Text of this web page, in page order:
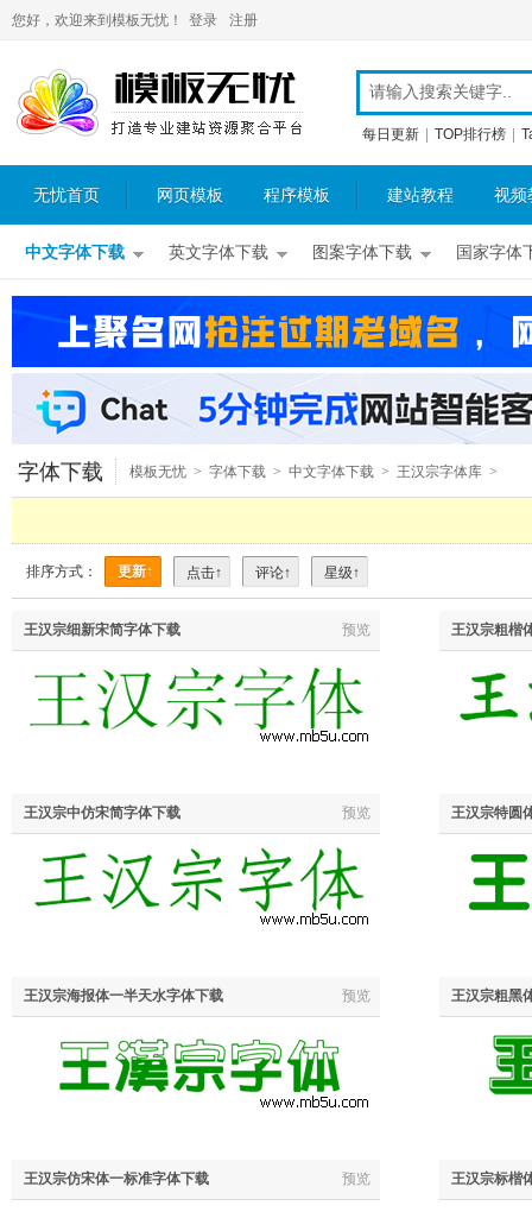
您好，欢迎来到模板无忧！ 登录 注册
每日更新 TOP排行榜
无忧首页 网页模板 程序模板 建站教程 视频
中文字体下载 英文字体下载 图案字体下载 国家字体
字体下载 模板无忧 > 字体下载 > 中文字体下载 > 王汉宗字体库 >
排序方式： 更新↑ 点击↑ 评论↑ 星级↑
王汉宗细新宋简字体下载 预览 王汉宗粗楷
王汉宗中仿宋简字体下载 预览 王汉宗特圆
王汉宗海报体一半天水字体下载 预览 王汉宗粗黑
王汉宗仿宋体一标准字体下载 预览 王汉宗标楷